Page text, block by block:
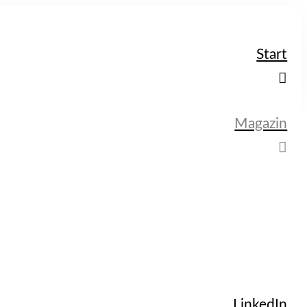
Start
Magazin